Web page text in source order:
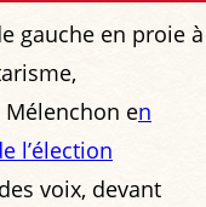
gauche en proie à
Mélenchon en
l’élection
voix, devant